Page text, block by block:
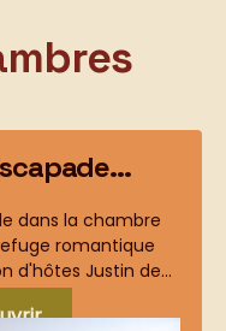
la
dans la chambre
romantique
d'hôtes Justin de